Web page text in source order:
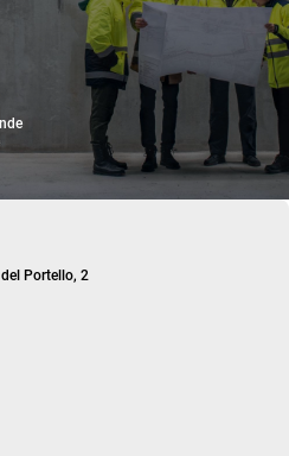
del Portello, 2